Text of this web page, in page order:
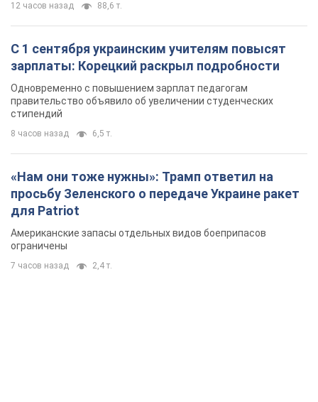
12 часов назад 88,6 т.
С 1 сентября украинским учителям повысят
зарплаты: Корецкий раскрыл подробности
Одновременно с повышением зарплат педагогам
правительство объявило об увеличении студенческих
стипендий
8 часов назад 6,5 т.
«Нам они тоже нужны»: Трамп ответил на
просьбу Зеленского о передаче Украине ракет
для Patriot
Американские запасы отдельных видов боеприпасов
ограничены
7 часов назад 2,4 т.